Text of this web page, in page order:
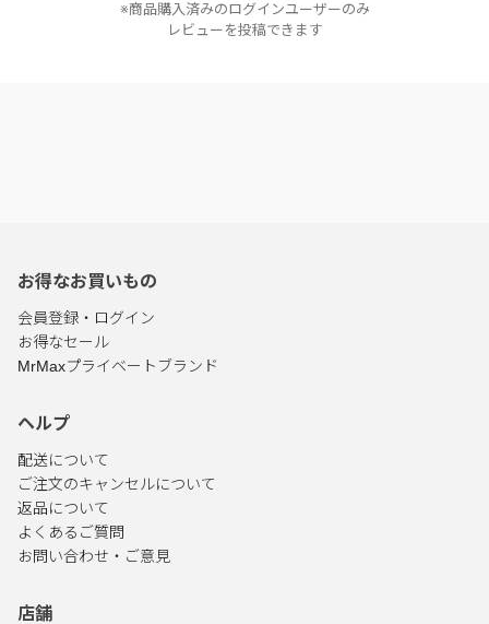
※商品購入済みのログインユーザーのみ
レビューを投稿できます
お得なお買いもの
会員登録・ログイン
お得なセール
MrMaxプライベートブランド
ヘルプ
配送について
ご注文のキャンセルについて
返品について
よくあるご質問
お問い合わせ・ご意見
店舗